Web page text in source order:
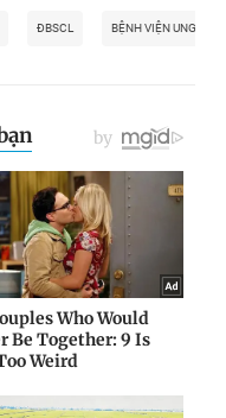
ĐBSCL BỆNH VIỆN UNG